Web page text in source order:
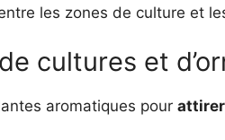
les zones de culture et
cultures et
aromatiques pour